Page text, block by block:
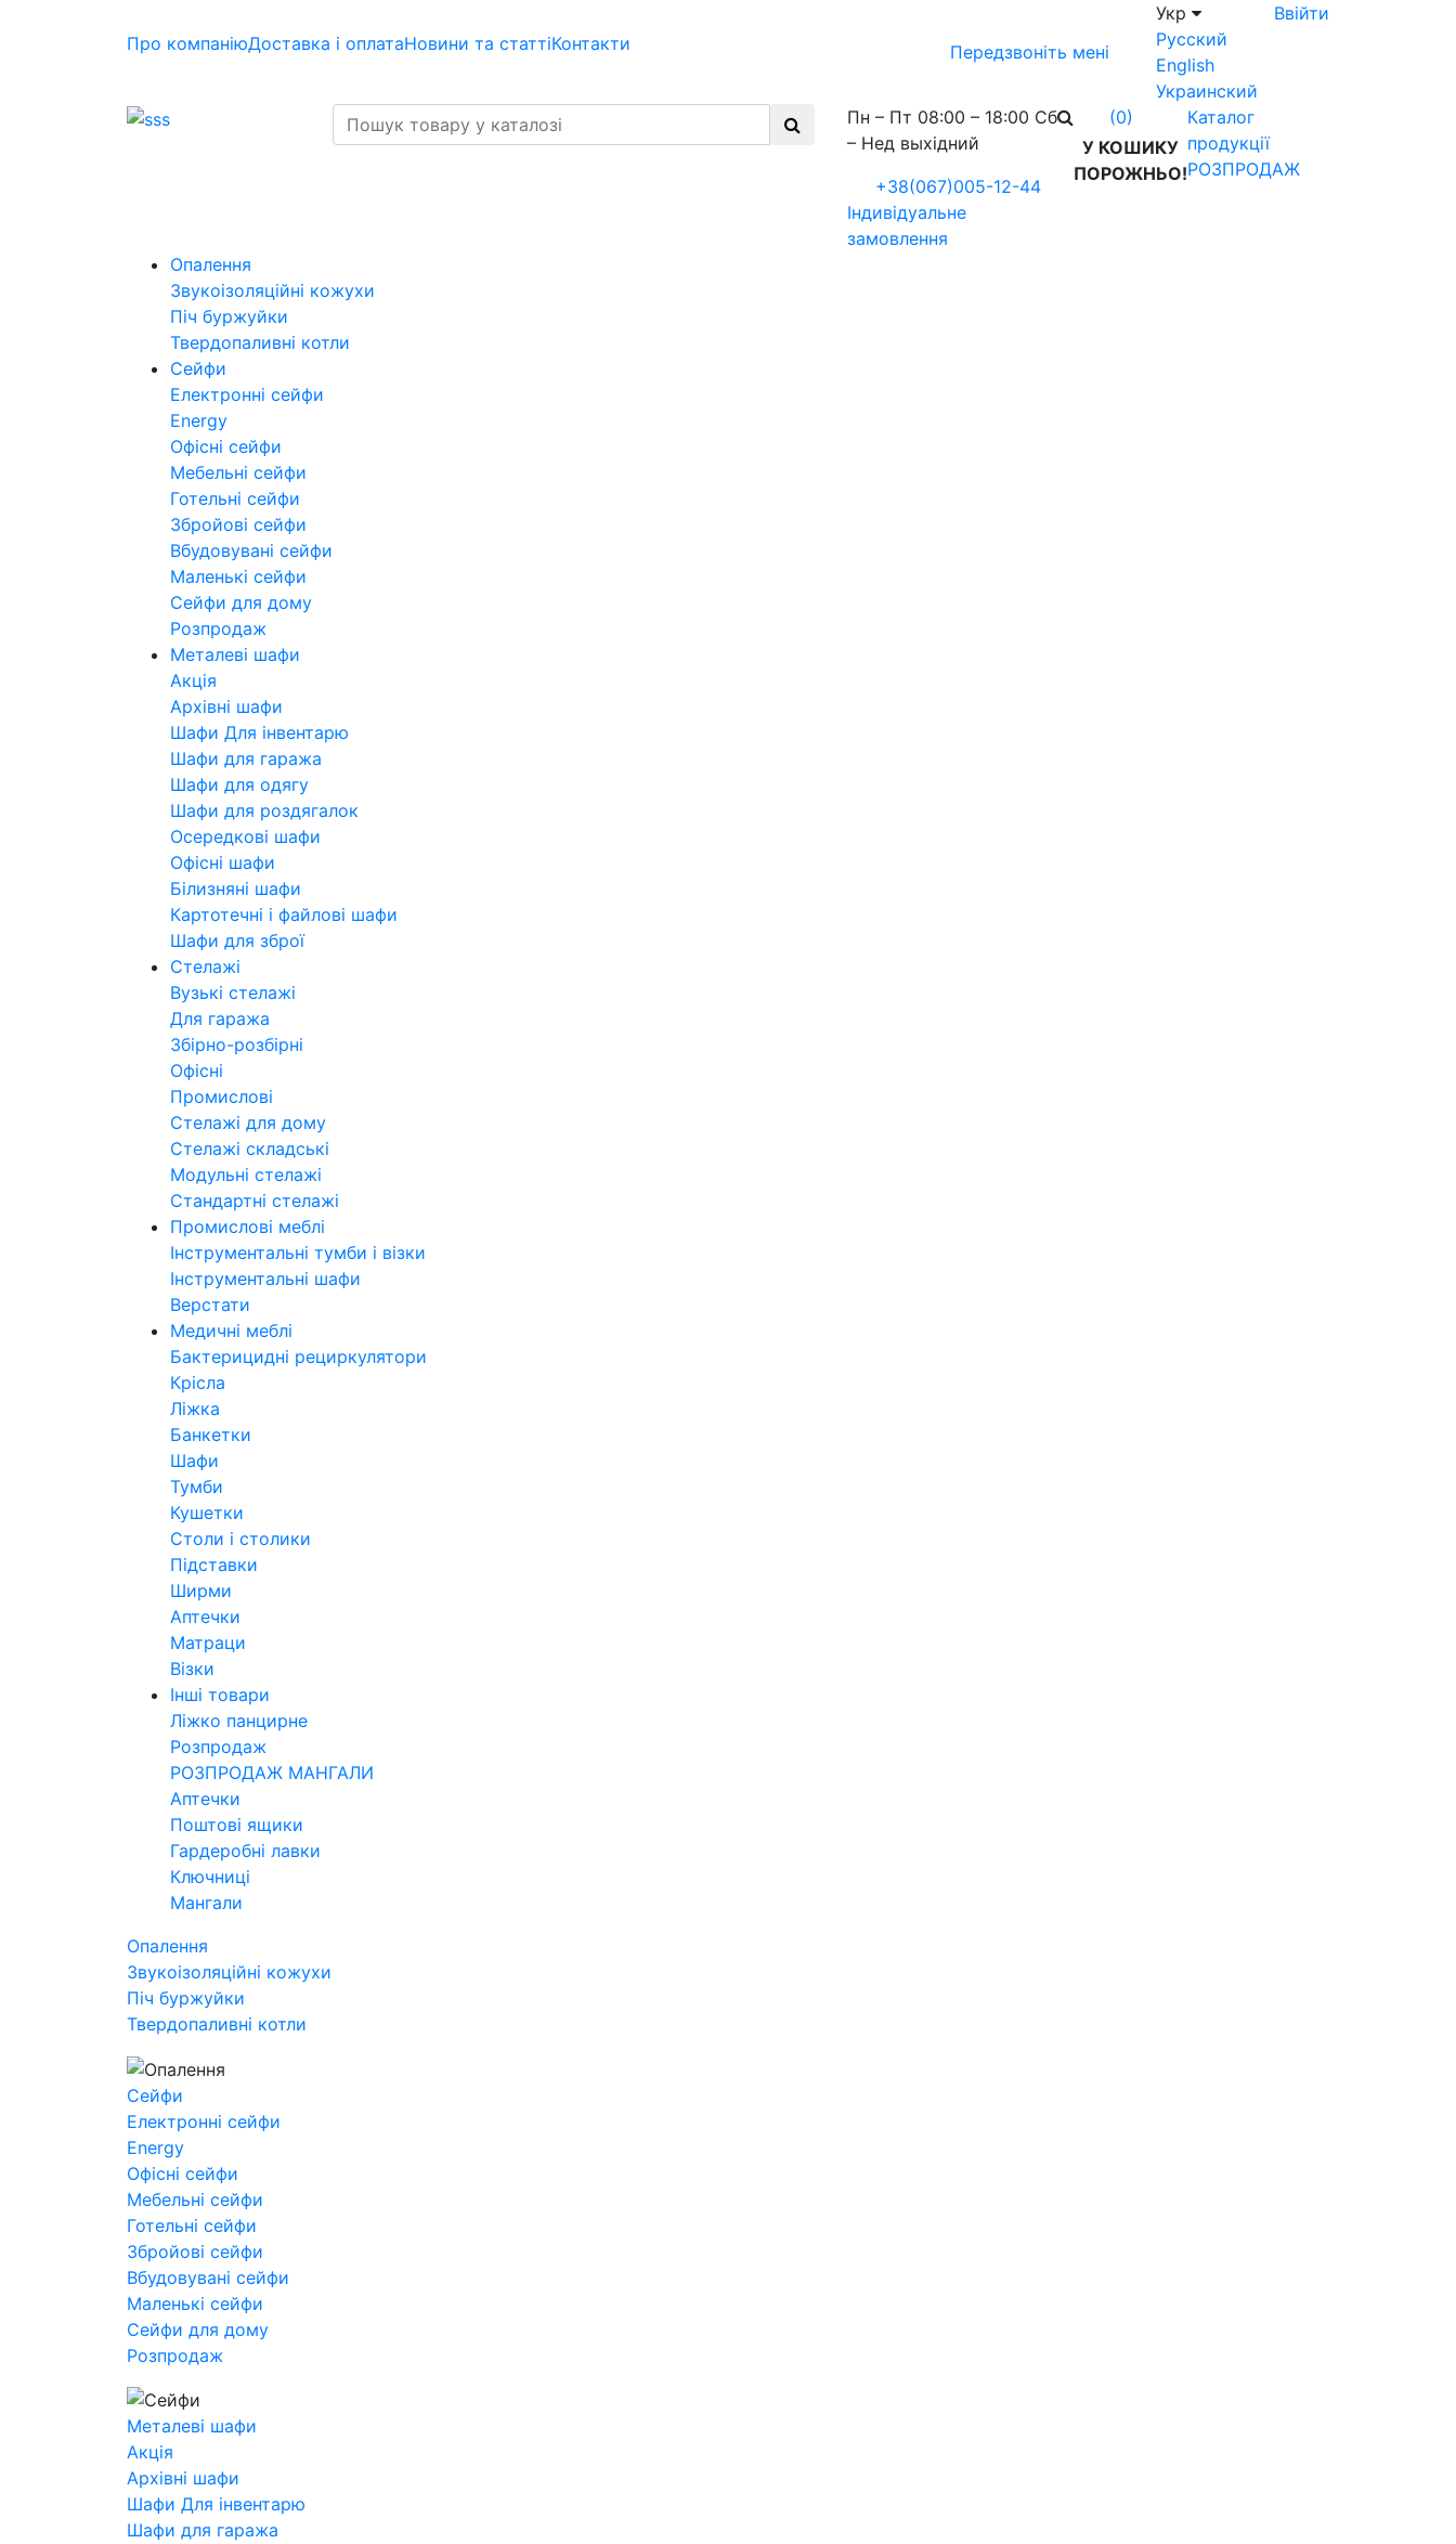
Про компаніюДоставка і оплатаНовини та статтіКонтакти Передзвоніть мені
Укр
Русский
English
Украинский
Ввійти
Пн – Пт 08:00 – 18:00 Сб
– Нед выхідний
+38(067)005-12-44
Індивідуальне
замовлення
(0)
У КОШИКУ
ПОРОЖНЬО!
Каталог
продукції
РОЗПРОДАЖ
Опалення
Звукоізоляційні кожухи
Піч буржуйки
Твердопаливні котли
Сейфи
Електронні сейфи
Energy
Офісні сейфи
Мебельні сейфи
Готельні сейфи
Збройові сейфи
Вбудовувані сейфи
Маленькі сейфи
Сейфи для дому
Розпродаж
Металеві шафи
Акція
Архівні шафи
Шафи Для інвентарю
Шафи для гаража
Шафи для одягу
Шафи для роздягалок
Осередкові шафи
Офісні шафи
Білизняні шафи
Картотечні і файлові шафи
Шафи для зброї
Стелажі
Вузькі стелажі
Для гаража
Збірно-розбірні
Офісні
Промислові
Стелажі для дому
Стелажі складські
Модульні стелажі
Стандартні стелажі
Промислові меблі
Інструментальні тумби і візки
Інструментальні шафи
Верстати
Медичні меблі
Бактерицидні рециркулятори
Крісла
Ліжка
Банкетки
Шафи
Тумби
Кушетки
Столи і столики
Підставки
Ширми
Аптечки
Матраци
Візки
Інші товари
Ліжко панцирне
Розпродаж
РОЗПРОДАЖ МАНГАЛИ
Аптечки
Поштові ящики
Гардеробні лавки
Ключниці
Мангали
Опалення
Звукоізоляційні кожухи
Піч буржуйки
Твердопаливні котли
Сейфи
Електронні сейфи
Energy
Офісні сейфи
Мебельні сейфи
Готельні сейфи
Збройові сейфи
Вбудовувані сейфи
Маленькі сейфи
Сейфи для дому
Розпродаж
Металеві шафи
Акція
Архівні шафи
Шафи Для інвентарю
Шафи для гаража